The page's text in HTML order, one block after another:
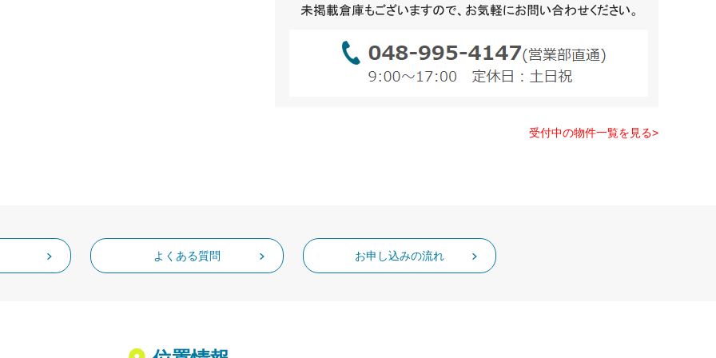
受付中の物件一覧を見る>
よくある質問 お申し込みの流れ